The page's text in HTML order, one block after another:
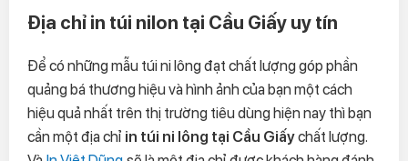
Địa chỉ in túi nilon tại Cầu Giấy uy tín
Để có những mẫu túi ni lông đạt chất lượng góp phần
quảng bá thương hiệu và hình ảnh của bạn một cách
hiệu quả nhất trên thị trường tiêu dùng hiện nay thì bạn
cần một địa chỉ in túi ni lông tại Cầu Giấychất lượng.